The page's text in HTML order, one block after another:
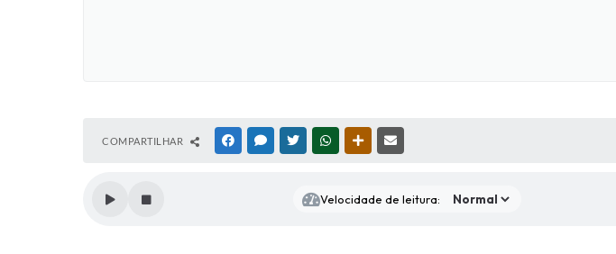
COMPARTILHAR FACEBOOKMESSENGER
TWITTERWHATSAPPOUTRAS MÍDIAS
Velocidade de leitura: